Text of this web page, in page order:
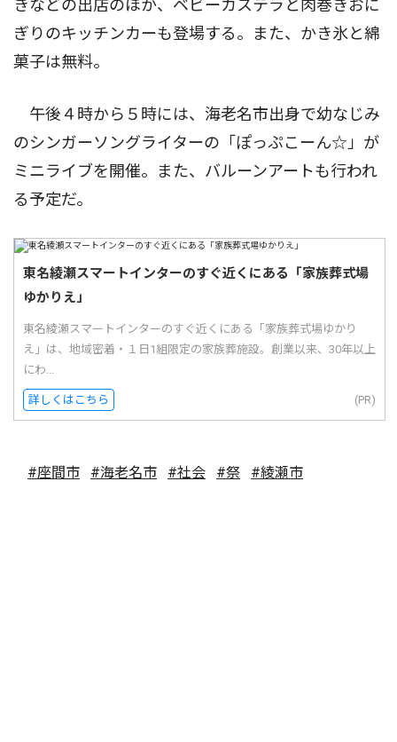
きなどの出店のほか、ベビーカステラと肉巻きおに
ぎりのキッチンカーも登場する。また、かき氷と綿
菓子は無料。
午後４時から５時には、海老名市出身で幼なじみ
のシンガーソングライターの「ぽっぷこーん☆」が
ミニライブを開催。また、バルーンアートも行われ
る予定だ。
東名綾瀬スマートインターのすぐ近くにある「家族葬式場
ゆかりえ」
東名綾瀬スマートインターのすぐ近くにある「家族葬式場ゆかり
え」は、地域密着・１日1組限定の家族葬施設。創業以来、30年以上
にわ...
詳しくはこちら (PR)
#座間市 #海老名市 #社会 #祭 #綾瀬市